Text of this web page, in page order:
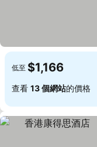
低至 $1,166
查看 13 個網站的價格